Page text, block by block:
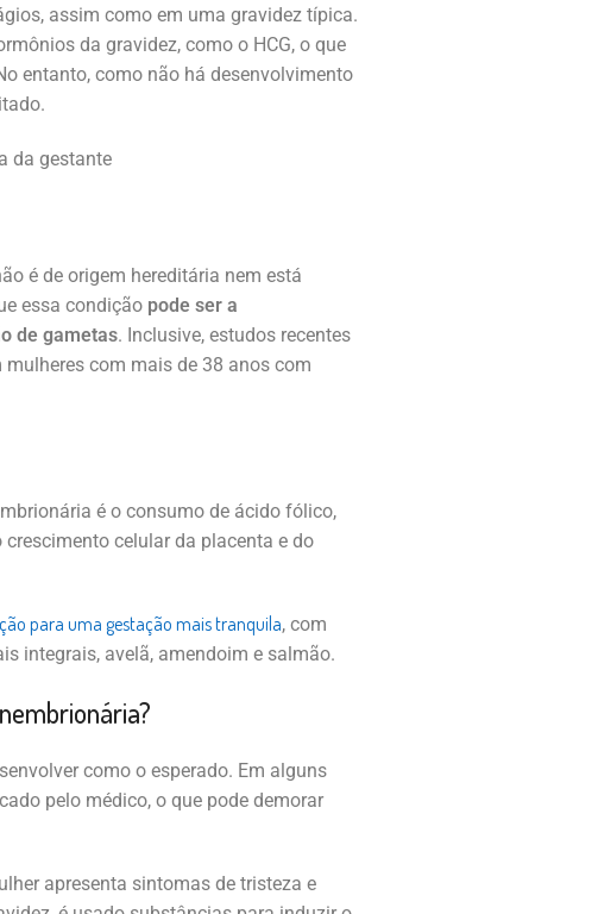
assim como em uma gravidez típica.
da gravidez, como o HCG, o que
entanto, como não há desenvolvimento
é de origem hereditária nem está
essa condiçãopode ser a
de gametas. Inclusive, estudos recentes
com mais de 38 anos com
é o consumo de ácido fólico,
celular da placenta e do
para uma gestação mais tranquila, com
integrais, avelã, amendoim e salmão.
como o esperado. Em alguns
pelo médico, o que pode demorar
apresenta sintomas de tristeza e